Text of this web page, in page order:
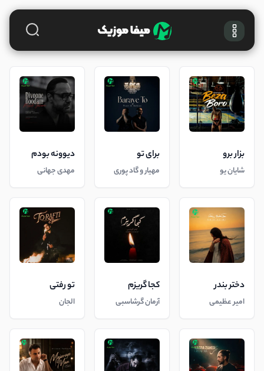
بزار برو
شایان یو
برای تو
مهیار و گاد پوری
دیوونه بودم
مهدی جهانی
دختر بندر
امیر عظیمی
کجا گریزم
آرمان گرشاسبی
تو رفتی
الجان